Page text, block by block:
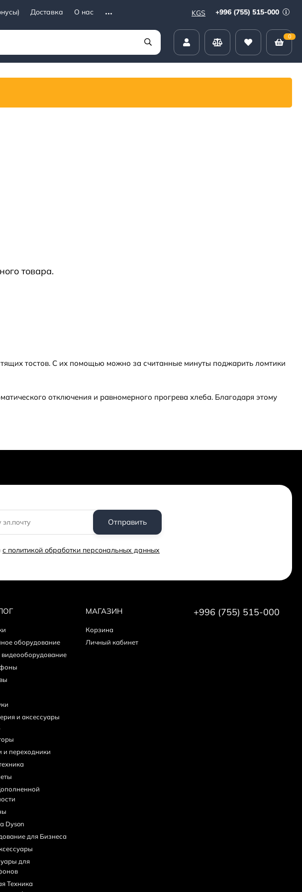
Доставка О нас KGS +996 (755) 515-000
0
товара.
тостов. С их помощью можно за считанные минуты поджарить ломтики
отключения и равномерного прогрева хлеба. Благодаря этому
Отправить
с политикой обработки персональных данных
оборудование
и аксессуары
и переходники
Dyson
для Бизнеса
для
Техника
МАГАЗИН
Корзина
Личный кабинет
+996 (755) 515-000